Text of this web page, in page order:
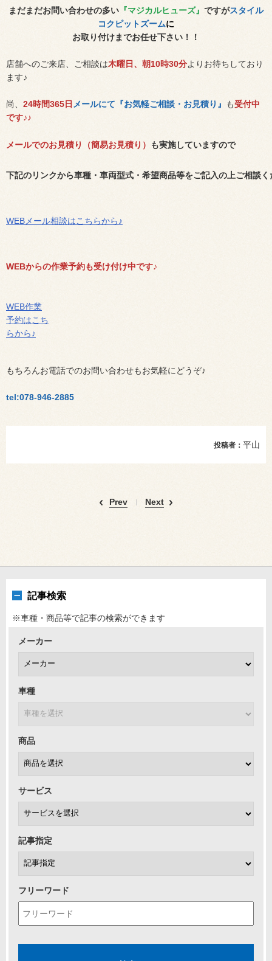
まだまだお問い合わせの多い 『マジカルヒューズ』 ですがスタイル
コクピットズームに
お取り付けまでお任せ下さい！！
店舗へのご来店、ご相談は木曜日、朝10時30分よりお待ちしており
ます♪
尚、 24時間365日 メールにて『お気軽ご相談・お見積り』 も受付中
です♪♪
メールでのお見積り（簡易お見積り） も実施していますので
下記のリンクから車種・車両型式・希望商品等をご記入の上ご相談く
WEBメール相談はこちらから♪
WEBからの作業予約も受け付け中です♪
WEB作業
予約はこち
らから♪
もちろんお電話でのお問い合わせもお気軽にどうぞ♪
tel:078-946-2885
投稿者： 平山
Prev Next
記事検索
※車種・商品等で記事の検索ができます
メーカー
車種
商品
サービス
記事指定
フリーワード